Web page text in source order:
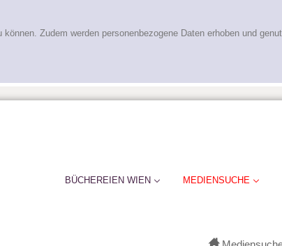
Zudem werden personenbezogene Daten erhoben und
BÜCHEREIEN WIEN MEDIENSUCHE